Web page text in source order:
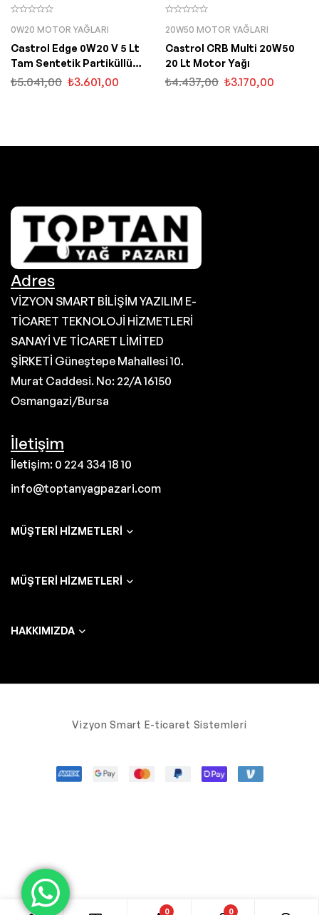
0W20 MOTOR YAĞLARI
Castrol Edge 0W20 V 5 Lt
Tam Sentetik Partiküllü
Motor Yağı
₺5.041,00 ₺3.601,00
20W50 MOTOR YAĞLARI
Castrol CRB Multi 20W50
20 Lt Motor Yağı
₺4.437,00 ₺3.170,00
Adres
VİZYON SMART BİLİŞİM YAZILIM E-
TİCARET TEKNOLOJİ HİZMETLERİ
SANAYİ VE TİCARET LİMİTED
ŞİRKETİ Güneştepe Mahallesi 10.
Murat Caddesi. No: 22/A 16150
Osmangazi/Bursa
İletişim
İletişim: 0 224 334 18 10
info@toptanyagpazari.com
MÜŞTERI HIZMETLERI
MÜŞTERI HIZMETLERI
HAKKIMIZDA
Vizyon Smart E-ticaret Sistemleri
0 0